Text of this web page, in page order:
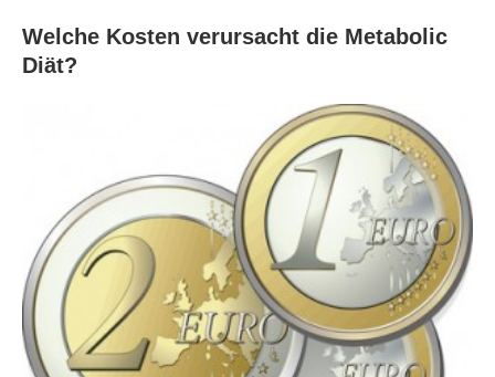
Welche Kosten verursacht die Metabolic
Diät?